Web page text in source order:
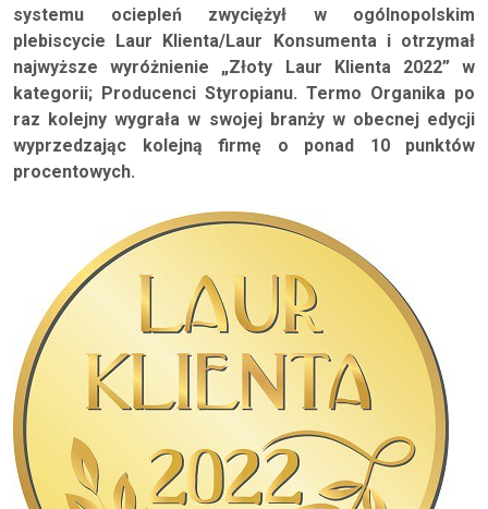
systemu ociepleń zwyciężył w ogólnopolskim
plebiscycie Laur Klienta/Laur Konsumenta i otrzymał
najwyższe wyróżnienie „Złoty Laur Klienta 2022” w
kategorii; Producenci Styropianu. Termo Organika po
raz kolejny wygrała w swojej branży w obecnej edycji
wyprzedzając kolejną firmę o ponad 10 punktów
procentowych.